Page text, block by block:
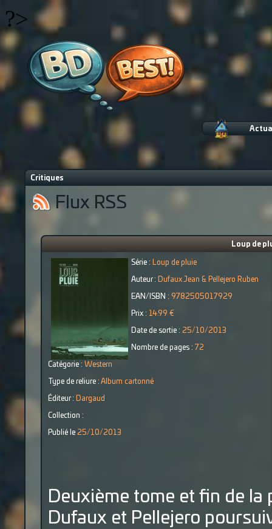
?>
Critiques
Flux RSS
Loup de
Série : Loup de pluie
Auteur : Dufaux Jean & Pellejero Ruben
EAN/ISBN : 9782505017929
Prix : 14.99 €
Date de sortie : 25/10/2013
Nombre de pages : 72
Catégorie : Western
Type de reliure : Album cartonné
Éditeur : Dargaud
Collection :
Publié le 25/10/2013
Deuxième tome et fin de la
Dufaux et Pellejero